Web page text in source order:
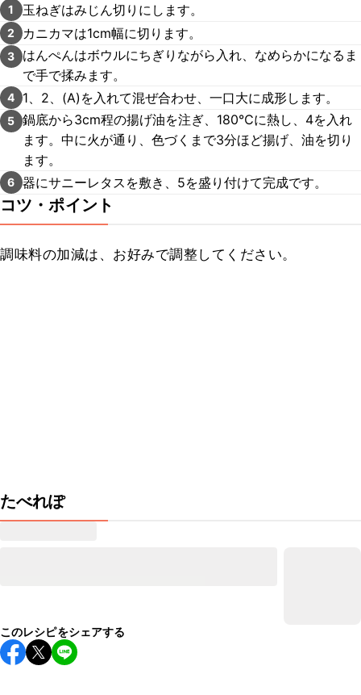
1 玉ねぎはみじん切りにします。
2 カニカマは1cm幅に切ります。
3
はんぺんはボウルにちぎりながら入れ、なめらかになるま
で手で揉みます。
4 1、2、(A)を入れて混ぜ合わせ、一口大に成形します。
5 鍋底から3cm程の揚げ油を注ぎ、180℃に熱し、4を入れ
ます。中に火が通り、色づくまで3分ほど揚げ、油を切り
ます。
6 器にサニーレタスを敷き、5を盛り付けて完成です。
コツ・ポイント
調味料の加減は、お好みで調整してください。
たべれぽ
このレシピをシェアする